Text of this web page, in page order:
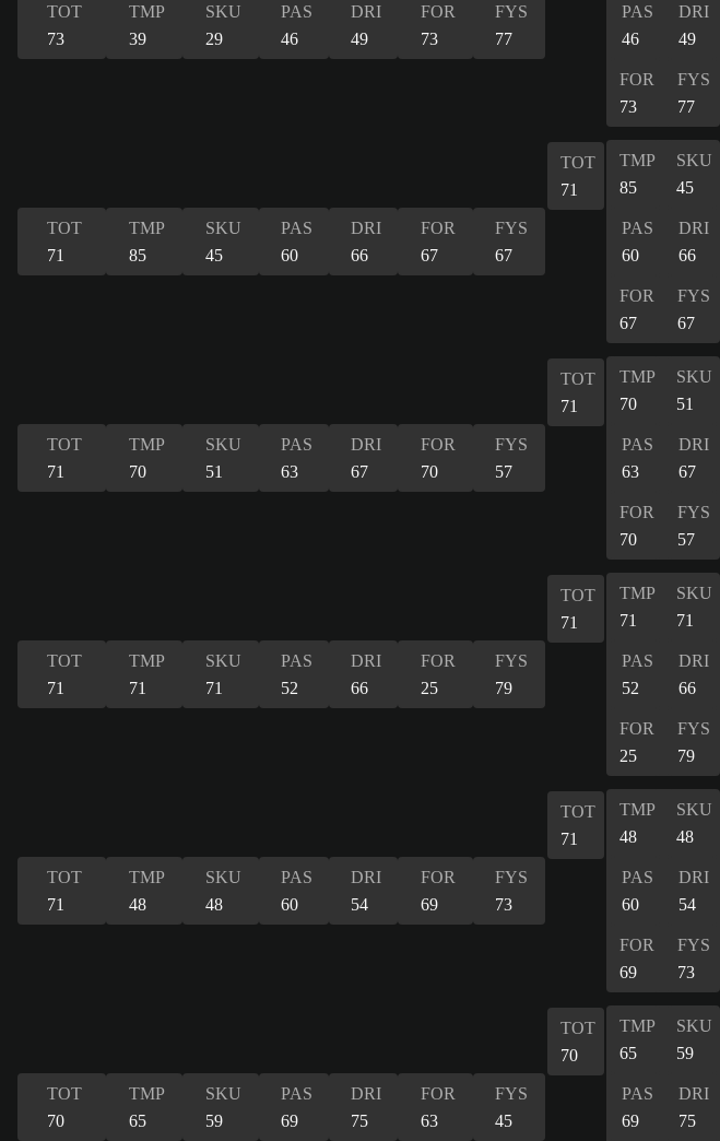
TOT
73
TMP
39
SKU
29
PAS
46
DRI
49
FOR
73
FYS
77
PAS
46
DRI
49
FOR
73
FYS
77
TOT
71
TMP
85
SKU
45
PAS
60
DRI
66
FOR
67
FYS
67
TOT
71
TMP
85
SKU
45
PAS
60
DRI
66
FOR
67
FYS
67
TOT
71
TMP
70
SKU
51
PAS
63
DRI
67
FOR
70
FYS
57
TOT
71
TMP
70
SKU
51
PAS
63
DRI
67
FOR
70
FYS
57
TOT
71
TMP
71
SKU
71
PAS
52
DRI
66
FOR
25
FYS
79
TOT
71
TMP
71
SKU
71
PAS
52
DRI
66
FOR
25
FYS
79
TOT
71
TMP
48
SKU
48
PAS
60
DRI
54
FOR
69
FYS
73
TOT
71
TMP
48
SKU
48
PAS
60
DRI
54
FOR
69
FYS
73
TOT
70
TMP
65
SKU
59
PAS
69
DRI
75
FOR
63
FYS
45
TOT
70
TMP
65
SKU
59
PAS
69
DRI
75